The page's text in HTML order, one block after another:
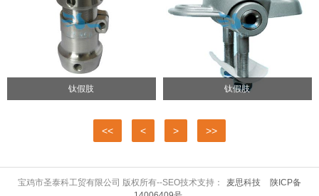
钛假肢 钛假肢
<< < > >>
宝鸡市圣泰科工贸有限公司 版权所有--SEO技术支持： 麦思科技
陕ICP备